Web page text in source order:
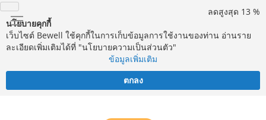
นโยบายคุกกี้
เว็บไซต์ Bewell ใช้คุกกี้ในการเก็บข้อมูลการใช้งานของท่าน อ่านราย
ละเอียดเพิ่มเติมได้ที่ "นโยบายความเป็นส่วนตัว"
ข้อมูลเพิ่มเติม
ตกลง
ลดสูงสุด 13 %